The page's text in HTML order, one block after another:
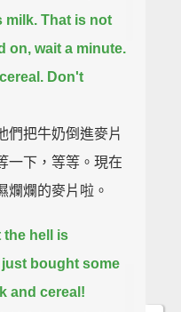
milk. That is not
on, wait a minute.
Don't
們把牛奶倒進麥片
一下，等等。現在
爛爛的麥片啦。
the hell is
bought some
and cereal!